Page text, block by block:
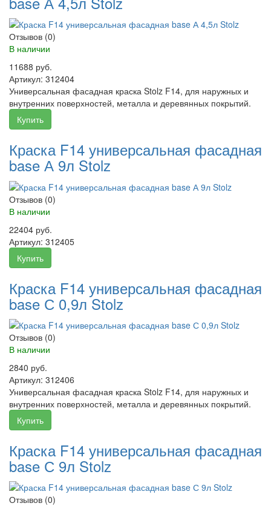
Отзывов (0)
В наличии
11688 руб.
Артикул: 312404
Универсальная фасадная краска Stolz F14, для наружных и
внутренних поверхностей, металла и деревянных покрытий.
Купить
Краска F14 универсальная фасадная
base А 9л Stolz
Отзывов (0)
В наличии
22404 руб.
Артикул: 312405
Купить
Краска F14 универсальная фасадная
base С 0,9л Stolz
Отзывов (0)
В наличии
2840 руб.
Артикул: 312406
Универсальная фасадная краска Stolz F14, для наружных и
внутренних поверхностей, металла и деревянных покрытий.
Купить
Краска F14 универсальная фасадная
base С 9л Stolz
Отзывов (0)